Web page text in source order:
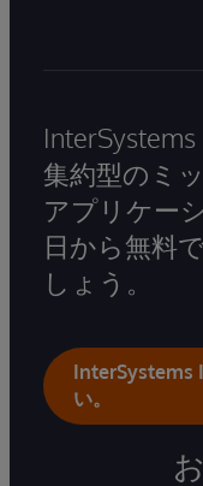
集約型のミ
アプリケー
日から無料
しょう。
InterSystems
い。